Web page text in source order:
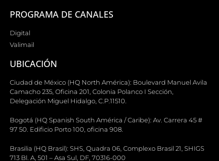
PROGRAMA DE CANALES
Digital
Valimail
UBICACIÓN
Ciudad de México (HQ North América): Boulevard Manuel Avila
Camacho 235, Oficina 201, Colonia Polanco I Sección,
Delegación Miguel Hidalgo, C.P.11510.
Bogotá (HQ Spanish South América / Caribe): Av. Carrera 45 #
97 50. Edificio Porto 100, oficina 908.
Brasilia (HQ Brasil): SHS, Quadra 06, Complexo Brasil 21, SHIGS
713 Bl. A, 501 – Asa Sul, DF, 70316-000